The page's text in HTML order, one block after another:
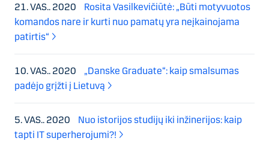
21. VAS.. 2020
Rosita Vasilkevičiūtė: „Būti motyvuotos
komandos nare ir kurti nuo pamatų yra neįkainojama
patirtis“
10. VAS.. 2020
„Danske Graduate“: kaip smalsumas
padėjo grįžti į Lietuvą
5. VAS.. 2020
Nuo istorijos studijų iki inžinerijos: kaip
tapti IT superherojumi?!